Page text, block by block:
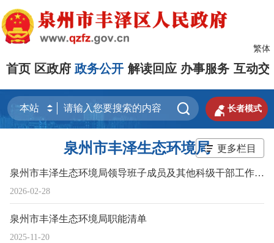
繁体
首页 区政府 政务公开 解读回应 办事服务 互动交
  长者模式
泉州市丰泽生态环境局 更多栏目
2026-02-28
泉州市丰泽生态环境局领导班子成员及其他科级干部工作分工
2025-11-20
泉州市丰泽生态环境局职能清单